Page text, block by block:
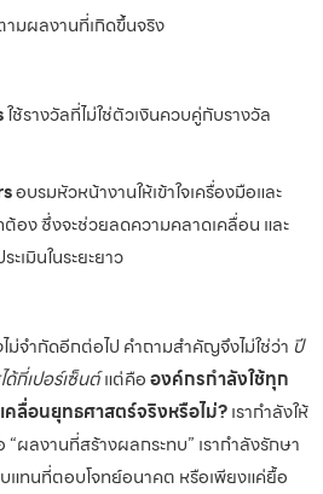
ามผลงานที่เกิดขึ้นจริง
ใช้รางวัลที่ไม่ใช่ตัวเงินควบคู่กับรางวัล
อบรมหัวหน้างานให้เข้าใจเครื่องมือและ
อง ซึ่งจะช่วยลดความคลาดเคลื่อน และ
เมินในระยะยาว
ไม่จำกัดอีกต่อไป คำถามสำคัญจึงไม่ใช่ว่า ปี
ด้กี่เปอร์เซ็นต์แต่คือองค์กรกำลังใช้ทุก
ลื่อนยุทธศาสตร์จริงหรือไม่?เรากำลังให้
ผลงานที่สร้างผลกระทบ” เรากำลังรักษา
แทนที่ตอบโจทย์อนาคต หรือเพียงแค่ยื้อ